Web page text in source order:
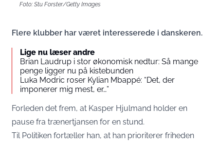
Foto: Stu Forster/Getty Images
Flere klubber har været interesserede i danskeren.
Lige nu læser andre
Brian Laudrup i stor økonomisk nedtur: Så mange
penge ligger nu på kistebunden
Luka Modric roser Kylian Mbappé: “Det, der
imponerer mig mest, er…”
Forleden det frem, at Kasper Hjulmand holder en
pause fra trænertjansen for en stund.
Til Politiken fortæller han, at han prioriterer friheden